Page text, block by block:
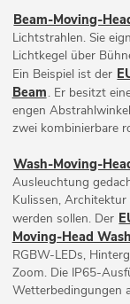
Beam-Moving-
Lichtstrahlen. Sie
Lichtkegel über
Ein Beispiel ist der
Beam. Er besitzt
engen
zwei kombinierbare
Wash-Moving-
Ausleuchtung
Kulissen,
werden sollen. Der
Moving-Head Wash
RGBW-LEDs,
Zoom. Die IP65-
Wetterbedingungen